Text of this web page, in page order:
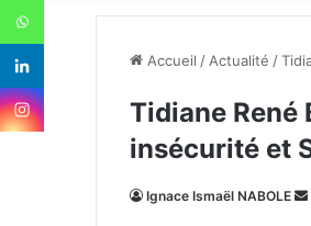
Accueil / Actualité /
Tidiane René
insécurité et
Ignace Ismaël NABOLE